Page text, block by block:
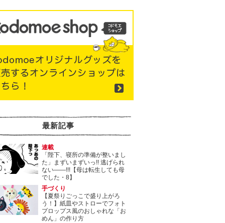
最新記事
連載
「陛下、寝所の準備が整いまし
た」まずいまずいっ!! 逃げられ
ない――!!!【母は転生しても母
でした・8】
手づくり
【夏祭りごっこで盛り上がろ
う！】紙皿やストローでフォト
プロップス風のおしゃれな「お
めん」の作り方